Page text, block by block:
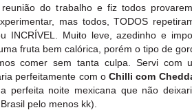
do trabalho e fiz todos
mas todos, TODOS
INCRÍVEL. Muito leve, azedinho e
fruta bem calórica, porém o tipo de
comer sem tanta culpa. Servi com
perfeitamente com oChilli com
perfeita noite mexicana que não
pelo menos kk).